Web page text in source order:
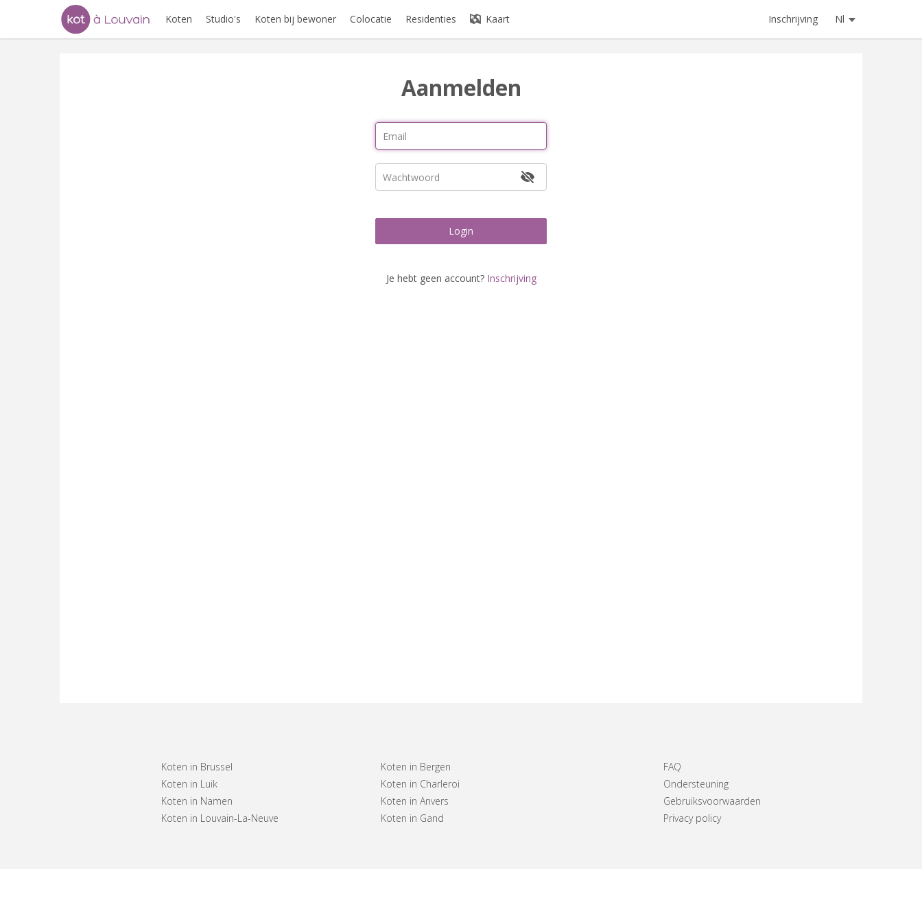
Koten Studio's Koten bij bewoner Colocatie Residenties Kaart Inschrijving Nl
Aanmelden
Login
Je hebt geen account? Inschrijving
Koten in Brussel
Koten in Luik
Koten in Namen
Koten in Louvain-La-Neuve
Koten in Bergen
Koten in Charleroi
Koten in Anvers
Koten in Gand
FAQ
Ondersteuning
Gebruiksvoorwaarden
Privacy policy